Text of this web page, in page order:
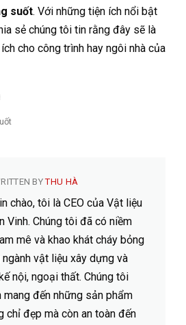
suốt. Với những tiện ích nổi bật
sẻ chúng tôi tin rằng đây sẽ là
cho công trình hay ngôi nhà của
BYTHU HÀ
chào, tôi là CEO của Vật liệu
Vinh. Chúng tôi đã có niềm
mê và khao khát cháy bỏng
vật liệu xây dựng và
nội, ngoại thất. Chúng tôi
mang đến những sản phẩm
chỉ đẹp mà còn an toàn đến